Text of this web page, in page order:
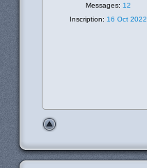
Messages: 12
Inscription: 16 Oct 2022